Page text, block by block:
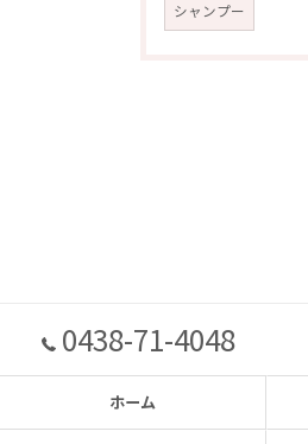
シャンプー
0438-71-4048
ホーム